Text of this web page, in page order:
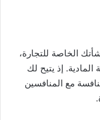
الخاصة للتجارة،
إذ يتيح لك
مع المنافسين